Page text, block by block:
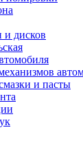
и дисков
и пасты